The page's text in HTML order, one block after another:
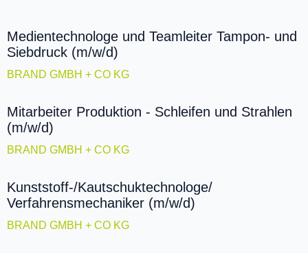
Medientechnologe und Teamleiter Tampon- und
Siebdruck (m/w/d)
BRAND GMBH + CO KG
Mitarbeiter Produktion - Schleifen und Strahlen
(m/w/d)
BRAND GMBH + CO KG
Kunststoff-/Kautschuktechnologe/
Verfahrensmechaniker (m/w/d)
BRAND GMBH + CO KG